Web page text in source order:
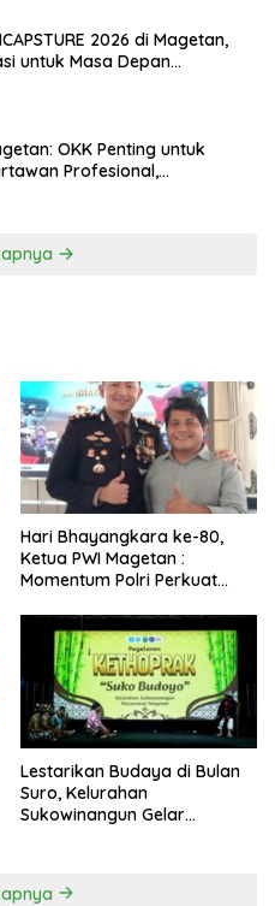
2026 di Magetan,
untuk Masa Depan
OKK Penting untuk
Profesional,
Hari Bhayangkara ke-80,
Ketua PWI Magetan :
Momentum Polri Perkuat
Lestarikan Budaya di Bulan
Suro, Kelurahan
Sukowinangun Gelar